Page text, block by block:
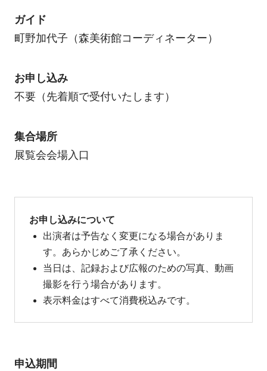
ガイド
町野加代子（森美術館コーディネーター）
お申し込み
不要（先着順で受付いたします）
集合場所
展覧会会場入口
お申し込みについて
出演者は予告なく変更になる場合がありま
す。あらかじめご了承ください。
当日は、記録および広報のための写真、動画
撮影を行う場合があります。
表示料金はすべて消費税込みです。
申込期間